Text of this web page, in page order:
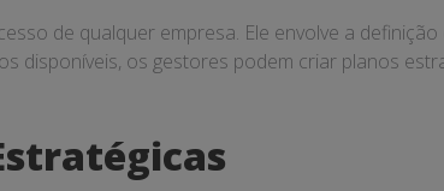
de qualquer empresa. Ele envolve a
disponíveis, os gestores podem criar planos